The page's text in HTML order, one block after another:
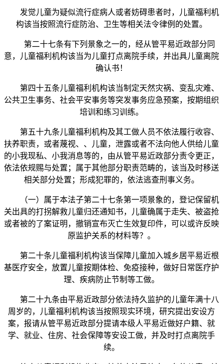
发觉儿童为疑似流行症病人或者妨碍患者时，儿童福利机
构该当按照流行症防治、卫生等相关法令律例的处置。
第二十七条有下列景象之一的，经从管平易近政部分同
意，儿童福利机构该当为儿童打点离院手续，并出具儿童离院
确认书！
第四十五条儿童福利机构该当制定天然灾祸、变乱灾难、
公共卫生事务、社会平安事务等突发事务应急预案，按期组织
培训和练习训练。
第五十九条儿童福利机构及其工做人员不依法履行收容、
扶养职责，或者蔑视、、儿童，泄露或者不法向他人供给儿童
的小我现私、小我消息等的，由从管平易近政部分责令更正，
依法依规赐与处置；属于其他部分职责范畴的，该当及时移送
相关部分处置；形成犯罪的，依法逃查刑事义务。
（一）属于本法子第二十七条第一项景象的，登记保留机
关出具的打拐解救儿童归还通知书，儿童确属于走失、被盗抢
或者被的了案证明，撤销宣布灭亡生效复印件，可以或许反映
原监护关系的材料等？。
第二十条儿童福利机构该当保障儿童加入城乡居平易近根
基医疗安全，放置儿童按期体检、免疫接种，做好日常医疗护
理、疾病防止节制等工做。
第二十九条由平易近政部分依法持久监护的儿童年满十八
周岁的，儿童福利机构该当按照现实环境，研究提出安设方
案，报请从管平易近政部分提请本级人平易近做好户籍、就
学、就业、住房、社会保障等安设工做，并及时打点离院手
续。